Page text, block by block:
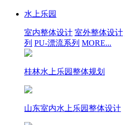
水上乐园
室内整体设计 室外整体设计
列 PU-漂流系列 MORE...
桂林水上乐园整体规划
山东室内水上乐园整体设计